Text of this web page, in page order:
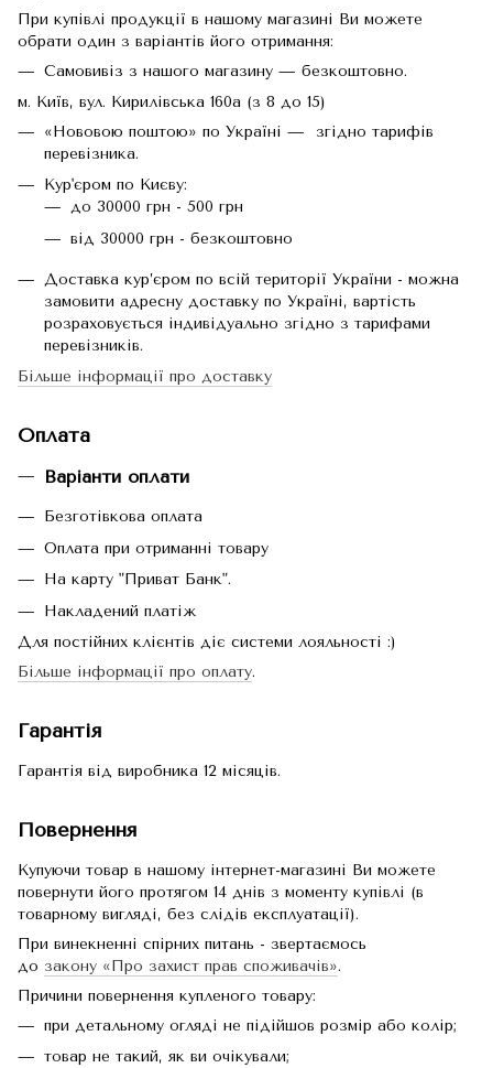
При купівлі продукції в нашому магазині Ви можете
обрати один з варіантів його отримання:
Самовивіз з нашого магазину — безкоштовно.
м. Київ, вул. Кирилівська 160а (з 8 до 15)
«Нововою поштою» по Україні — згідно тарифів
перевізника.
Кур'єром по Києву:
до 30000 грн - 500 грн
від 30000 грн - безкоштовно
Доставка кур’єром по всій території України - можна
замовити адресну доставку по Україні, вартість
розраховується індивідуально згідно з тарифами
перевізників.
Більше інформації про доставку
Оплата
Варіанти оплати
Безготівкова оплата
Оплата при отриманні товару
На карту "Приват Банк".
Накладений платіж
Для постійних клієнтів діє системи лояльності :)
Більше інформації про оплату.
Гарантія
Гарантія від виробника 12 місяців.
Повернення
Купуючи товар в нашому інтернет-магазині Ви можете
повернути його протягом 14 днів з моменту купівлі (в
товарному вигляді, без слідів експлуатації).
При винекненні спірних питань - звертаємось
до закону «Про захист прав споживачів».
Причини повернення купленого товару:
при детальному огляді не підійшов розмір або колір;
товар не такий, як ви очікували;